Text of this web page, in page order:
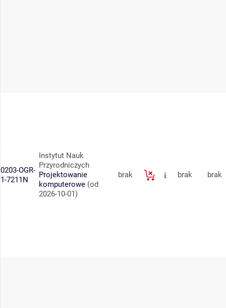
0203-OGR-
1-7211N
Instytut Nauk
Przyrodniczych
Projektowanie
komputerowe (od
2026-10-01)
brak brak brak